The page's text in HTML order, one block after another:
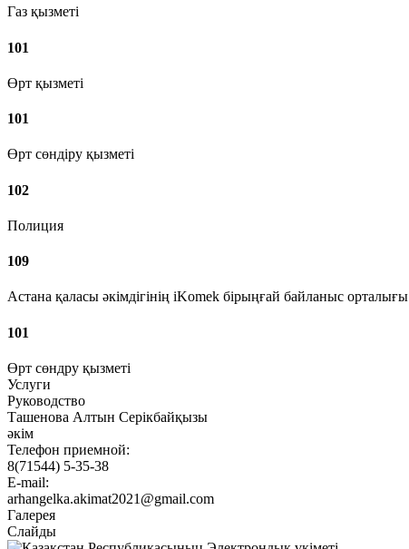
Газ қызметі
101
Өрт қызметі
101
Өрт сөндіру қызметі
102
Полиция
109
Астана қаласы әкімдігінің iKomek бірыңғай байланыс орталығы
101
Өрт сөндру қызметі
Услуги
Руководство
Ташенова Алтын Серiкбайқызы
әкiм
Телефон приемной:
8(71544) 5-35-38
E-mail:
arhangelka.akimat2021@gmail.com
Галерея
Слайды